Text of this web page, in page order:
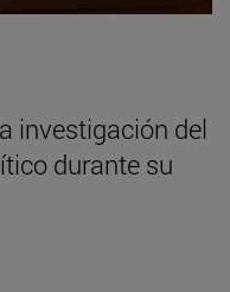
investigación del
durante su